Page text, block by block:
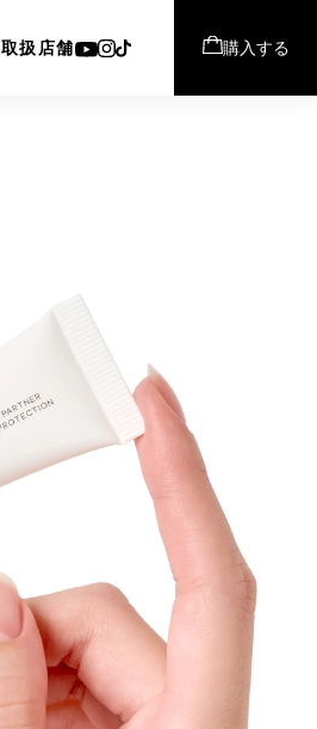
取扱店舗 購入する